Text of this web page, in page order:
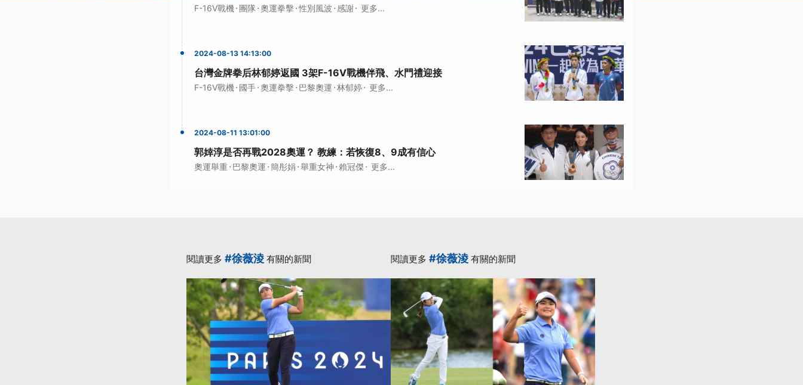
F-16V戰機 ·團隊· 奧運拳擊 ·性別風波 · 感謝· 更多...
2024-08-13 14:13:00
台灣金牌拳后林郁婷返國 3架F-16V戰機伴飛、水門禮迎接
F-16V戰機 · 國手· 奧運拳擊 · 巴黎奧運 ·林郁婷· 更多...
2024-08-11 13:01:00
郭婞淳是否再戰2028奧運？ 教練：若恢復8、9成有信心
奧運舉重· 巴黎奧運 ·簡彤娟 ·舉重女神 · 賴冠傑· 更多...
閱讀更多 #徐薇淩 有關的新聞 閱讀更多 #徐薇淩 有關的新聞